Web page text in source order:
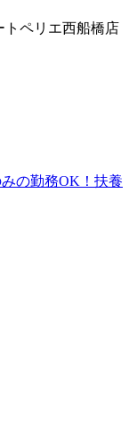
トペリエ西船橋店
の勤務OK！扶養